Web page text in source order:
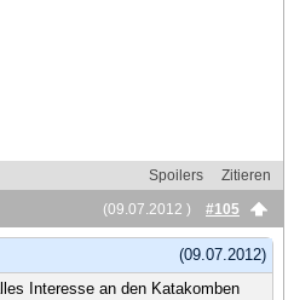
Spoilers
Zitieren
(09.07.2012 )
#105
(09.07.2012)
Interesse an den Katakomben